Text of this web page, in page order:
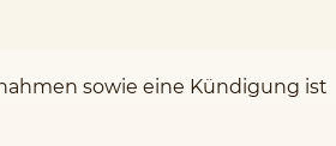
sowie eine Kündigung ist